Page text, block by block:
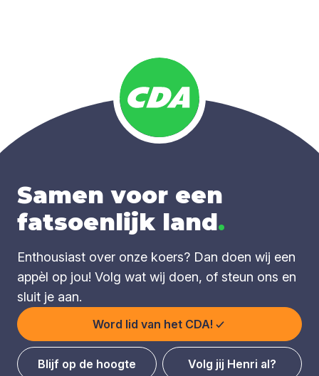
Samen voor een
fatsoenlijk land.
Enthousiast over onze koers? Dan doen wij een
appèl op jou! Volg wat wij doen, of steun ons en
sluit je aan.
Word lid van het CDA!
Blijf op de hoogte Volg jij Henri al?